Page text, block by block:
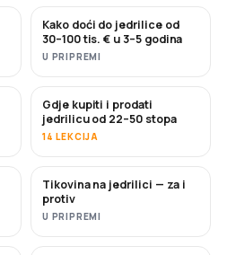
NOVO
Kako doći do jedrilice od
30–100 tis. € u 3–5 godina
U PRIPREMI
USKORO
Gdje kupiti i prodati
jedrilicu od 22–50 stopa
14 LEKCIJA
USKORO
Tikovina na jedrilici — za i
protiv
U PRIPREMI